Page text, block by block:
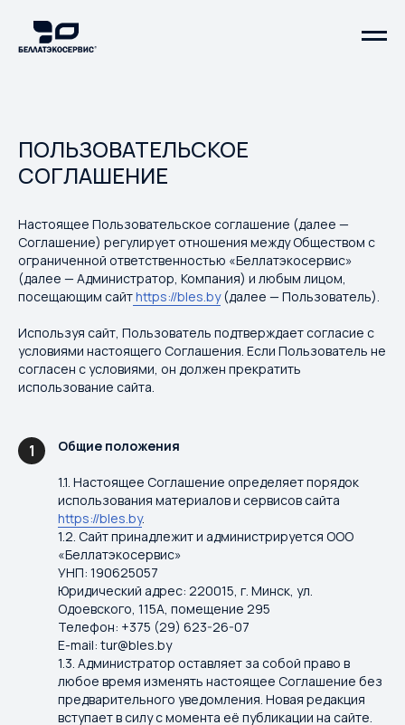
ПОЛЬЗОВАТЕЛЬСКОЕ
СОГЛАШЕНИЕ
Настоящее Пользовательское соглашение (далее —
Соглашение) регулирует отношения между Обществом с
ограниченной ответственностью «Беллатэкосервис»
(далее — Администратор, Компания) и любым лицом,
посещающим сайтhttps://bles.by(далее — Пользователь).
Используя сайт, Пользователь подтверждает согласие с
условиями настоящего Соглашения. Если Пользователь не
согласен с условиями, он должен прекратить
использование сайта.
1 Общие положения
1.1. Настоящее Соглашение определяет порядок
использования материалов и сервисов сайта
https://bles.by.
1.2. Сайт принадлежит и администрируется ООО
«Беллатэкосервис»
УНП: 190625057
Юридический адрес: 220015, г. Минск, ул.
Одоевского, 115А, помещение 295
Телефон: +375 (29) 623-26-07
E-mail: tur@bles.by
1.3. Администратор оставляет за собой право в
любое время изменять настоящее Соглашение без
предварительного уведомления. Новая редакция
вступает в силу с момента её публикации на сайте.